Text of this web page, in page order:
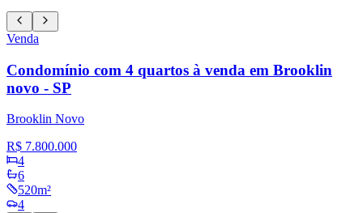
Venda
Condomínio com 4 quartos à venda em Brooklin
novo - SP
Brooklin Novo
R$ 7.800.000
4
6
520m²
4